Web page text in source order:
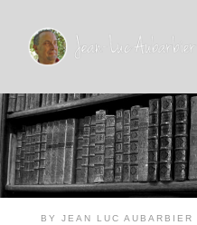
BY JEAN LUC AUBARBIER